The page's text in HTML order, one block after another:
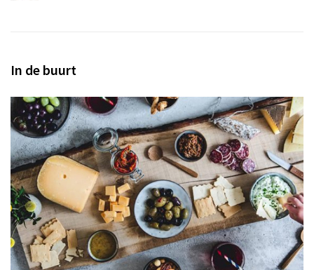
In de buurt